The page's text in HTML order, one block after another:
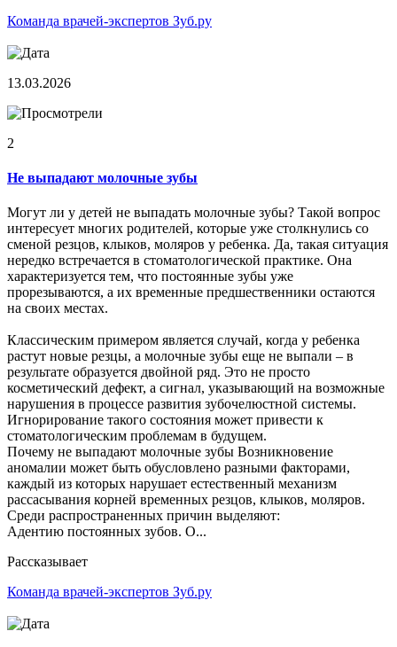
Команда врачей-экспертов Зуб.ру
13.03.2026
2
Не выпадают молочные зубы
Могут ли у детей не выпадать молочные зубы? Такой вопрос
интересует многих родителей, которые уже столкнулись со
сменой резцов, клыков, моляров у ребенка. Да, такая ситуация
нередко встречается в стоматологической практике. Она
характеризуется тем, что постоянные зубы уже
прорезываются, а их временные предшественники остаются
на своих местах.
Классическим примером является случай, когда у ребенка
растут новые резцы, а молочные зубы еще не выпали – в
результате образуется двойной ряд. Это не просто
косметический дефект, а сигнал, указывающий на возможные
нарушения в процессе развития зубочелюстной системы.
Игнорирование такого состояния может привести к
стоматологическим проблемам в будущем.
Почему не выпадают молочные зубы Возникновение
аномалии может быть обусловлено разными факторами,
каждый из которых нарушает естественный механизм
рассасывания корней временных резцов, клыков, моляров.
Среди распространенных причин выделяют:
Адентию постоянных зубов. О...
Рассказывает
Команда врачей-экспертов Зуб.ру